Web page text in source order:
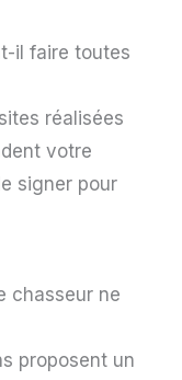
il faire toutes
réalisées
votre
signer pour
chasseur ne
proposent un